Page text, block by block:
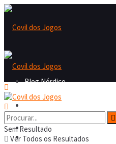
Blog Nórdico
Nordicast
Nordicast
Sem Resultado
Ver Todos os Resultados